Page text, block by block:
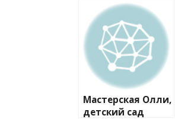
Мастерская Олли,
детский сад